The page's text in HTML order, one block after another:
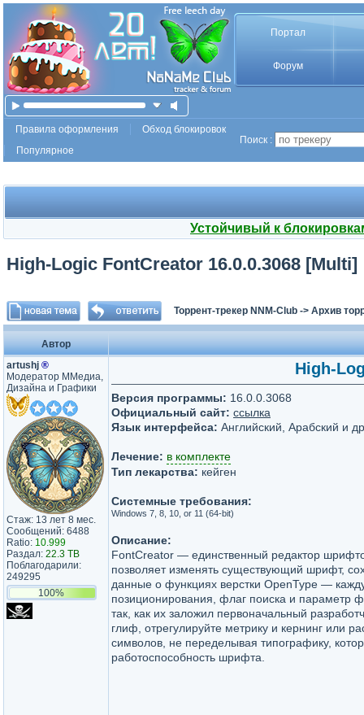
Портал
Форум
Правила оформления
Обход блокировок
Популярное
Поиск :
Устойчивый к
High-Logic FontCreator 16.0.0.3068 [Multi]
Торрент-трекер NNM-Club -> Архив
Автор
artushj ®
Модератор ММедиа,
Дизайна и Графики
Стаж: 13 лет 8 мес.
Сообщений: 6488
Ratio: 10.999
Раздал: 22.3 TB
Поблагодарили:
249295
100%
High-
Версия программы: 16.0.0.3068
Официальный сайт: ссылка
Язык интерфейса: Английский, Арабский и
Лечение: в комплекте
Тип лекарства: кейген
Системные требования:
Windows 7, 8, 10, or 11 (64-bit)
Описание:
FontCreator — единственный редактор
позволяет изменять существующий шрифт,
данные о функциях верстки OpenType —
позиционирования, флаг поиска и параметр
так, как их заложил первоначальный
глиф, отрегулируйте метрику и кернинг или
символов, не переделывая типографику,
работоспособность шрифта.